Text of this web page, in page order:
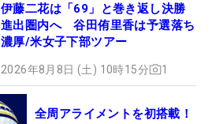
伊藤二花は「69」と巻き返し決勝
進出圏内へ 谷田侑里香は予選落ち
濃厚/米女子下部ツアー
2026年8月8日 (土) 10時15分 1
全周アライメントを初搭載！